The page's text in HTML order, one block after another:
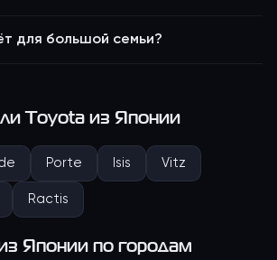
для большой семьи?
Toyotaиз Японии
Porte Isis Vitz
Ractis
Японии по городам